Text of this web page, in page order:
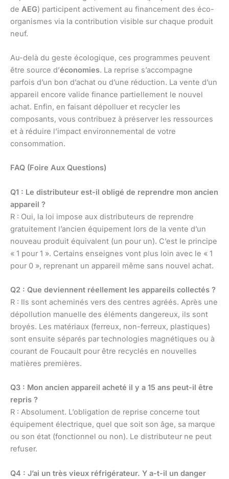
de AEG) participent activement au financement des éco-
organismes via la contribution visible sur chaque produit
neuf.
Au-delà du geste écologique, ces programmes peuvent
être source d’économies. La reprise s’accompagne
parfois d’un bon d’achat ou d’une réduction. La vente d’un
appareil encore valide finance partiellement le nouvel
achat. Enfin, en faisant dépolluer et recycler les
composants, vous contribuez à préserver les ressources
et à réduire l’impact environnemental de votre
consommation.
FAQ (Foire Aux Questions)
Q1 : Le distributeur est-il obligé de reprendre mon ancien
appareil ?
R : Oui, la loi impose aux distributeurs de reprendre
gratuitement l’ancien équipement lors de la vente d’un
nouveau produit équivalent (un pour un). C’est le principe
« 1 pour 1 ». Certains enseignes vont plus loin avec le « 1
pour 0 », reprenant un appareil même sans nouvel achat.
Q2 : Que deviennent réellement les appareils collectés ?
R : Ils sont acheminés vers des centres agréés. Après une
dépollution manuelle des éléments dangereux, ils sont
broyés. Les matériaux (ferreux, non-ferreux, plastiques)
sont ensuite séparés par technologies magnétiques ou à
courant de Foucault pour être recyclés en nouvelles
matières premières.
Q3 : Mon ancien appareil acheté il y a 15 ans peut-il être
repris ?
R : Absolument. L’obligation de reprise concerne tout
équipement électrique, quel que soit son âge, sa marque
ou son état (fonctionnel ou non). Le distributeur ne peut
refuser.
Q4 : J’ai un très vieux réfrigérateur. Y a-t-il un danger